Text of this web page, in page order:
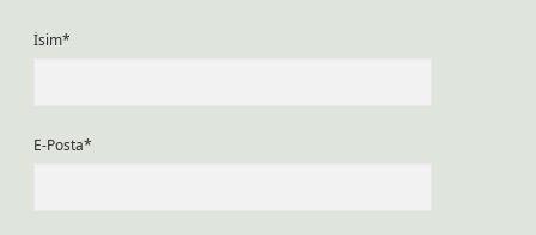
İsim*
E-Posta*